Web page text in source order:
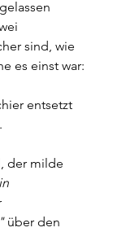
sind, wie
es einst war:
entsetzt
der milde
über den